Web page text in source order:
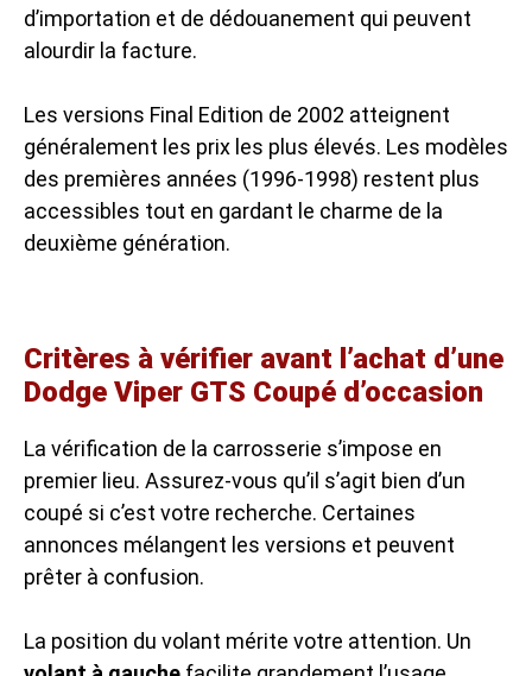
d’importation et de dédouanement qui peuvent
alourdir la facture.
Les versions Final Edition de 2002 atteignent
généralement les prix les plus élevés. Les modèles
des premières années (1996-1998) restent plus
accessibles tout en gardant le charme de la
deuxième génération.
Critères à vérifier avant l’achat d’une
Dodge Viper GTS Coupé d’occasion
La vérification de la carrosserie s’impose en
premier lieu. Assurez-vous qu’il s’agit bien d’un
coupé si c’est votre recherche. Certaines
annonces mélangent les versions et peuvent
prêter à confusion.
La position du volant mérite votre attention. Un